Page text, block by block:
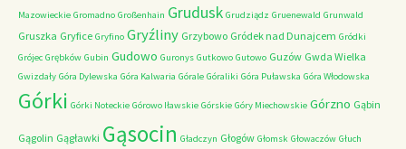
Mazowieckie Gromadno Großenhain Grudusk Grudziądz Gruenewald Grunwald
Gruszka Gryfice Gryfino Gryźliny Grzybowo Gródek nad Dunajcem Gródki
Grójec Grębków Gubin Gudowo Guronys Gutkowo Gutowo Guzów Gwda Wielka
Gwizdały Góra Dylewska Góra Kalwaria Górale Góraliki Góra Puławska Góra Włodowska
Górki Górki Noteckie Górowo Iławskie Górskie Góry Miechowskie Górzno Gąbin
Gągolin Gągławki Gąsocin Gładczyn Głogów Głomsk Głowaczów Głuch